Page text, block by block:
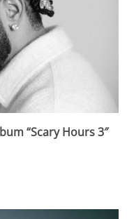
“Scary Hours 3″